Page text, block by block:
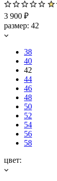
3 900 ₽
размер: 42
38
40
42
44
46
48
50
52
54
56
58
цвет: